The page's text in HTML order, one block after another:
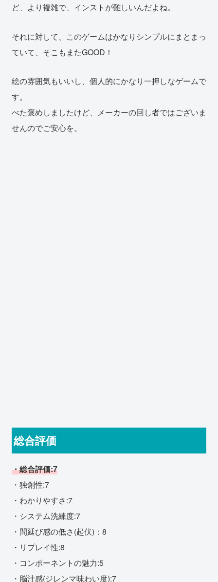
ど、より複雑で、インストが難しいんだよね。
それに対して、このゲームはかなりシンプルにまとまっ
ていて、そこもまたGOOD！
絵の雰囲気もいいし、個人的にかなり一押しなゲームで
す。
べた褒めしましたけど、メーカーの回し者ではございま
せんのでご安心を。
総合評価
・総合評価:7
・独創性:7
・わかりやすさ:7
・システム洗練度:7
・間延び感の低さ(起伏)：8
・リプレイ性:8
・コンポーネントの魅力:5
・脳汁感(ジレンマ味わい度):7